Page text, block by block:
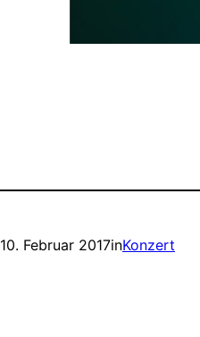
10. Februar 2017inKonzert